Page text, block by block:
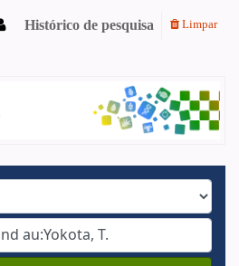
Histórico de pesquisa Limpar